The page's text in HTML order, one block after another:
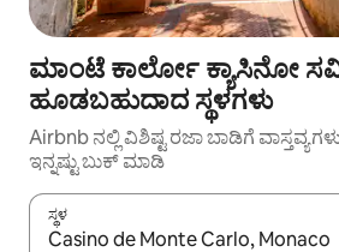
ಮಾಂಟೆ ಕಾರ್ಲೋ ಕ್ಯಾಸಿನೋ
ಹೂಡಬಹುದಾದ ಸ್ಥಳಗಳು
Airbnb ನಲ್ಲಿ ವಿಶಿಷ್ಟ ರಜಾ ಬಾಡಿಗೆ
ಇನ್ನಷ್ಟು ಬುಕ್ ಮಾಡಿ
ಸ್ಥಳ
ಫಲಿತಾಂಶಗಳು ಲಭ್ಯವಿರುವಾಗ, ಅಪ್ ಮತ್ತು